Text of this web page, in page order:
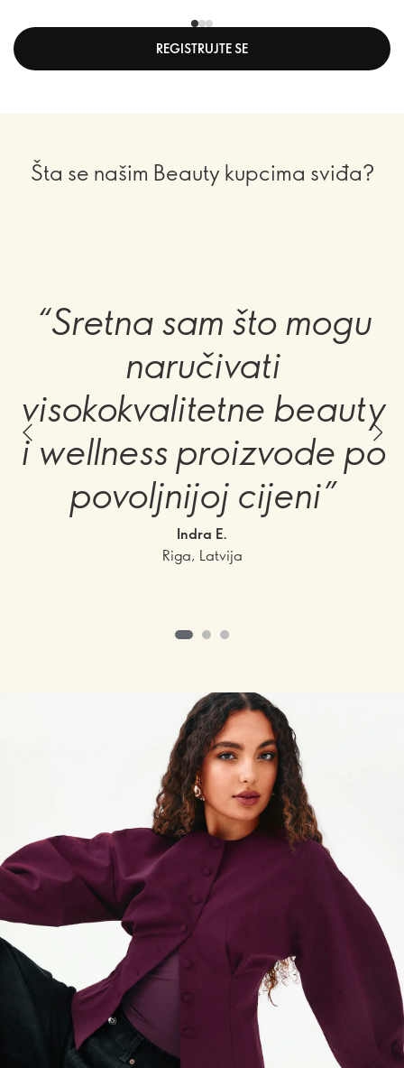
REGISTRUJTE SE
Šta se našim Beauty kupcima sviđa?
“Sretna sam što mogu
naručivati
visokokvalitetne beauty
i wellness proizvode po
povoljnijoj cijeni”
Indra E.
Riga, Latvija